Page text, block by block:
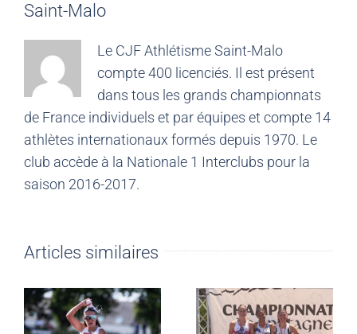
Saint-Malo
Le CJF Athlétisme Saint-Malo
compte 400 licenciés. Il est présent
dans tous les grands championnats
de France individuels et par équipes et compte 14
athlètes internationaux formés depuis 1970. Le
club accède à la Nationale 1 Interclubs pour la
saison 2016-2017.
Articles similaires